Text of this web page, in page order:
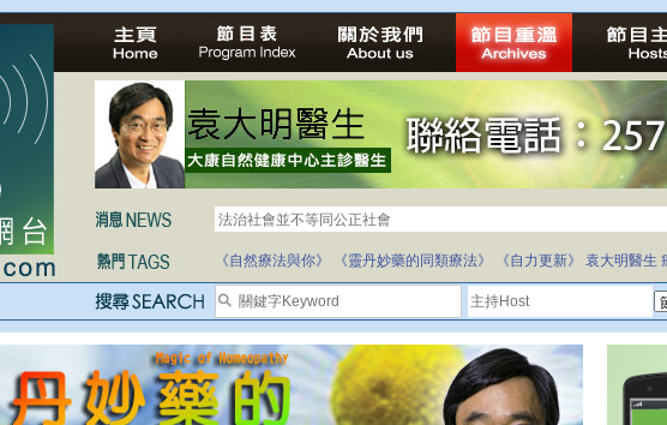
法治社會並不等同公正社會
自家教育合法化-推動多元化教育，全民學卷制
《自然療法與你》 《靈丹妙藥的同類療法》 《自力更新》 袁大明醫生